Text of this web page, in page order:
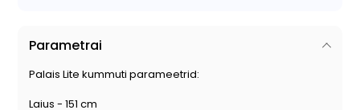
Parametrai
Palais Lite kummuti parameetrid:
Laius - 151 cm